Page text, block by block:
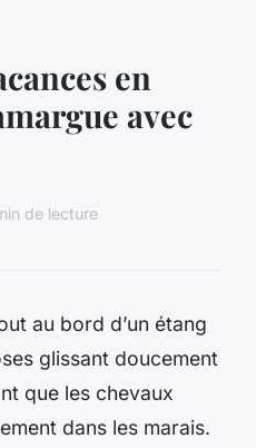
en
avec
de lecture
au bord d’un étang
glissant doucement
que les chevaux
dans les marais.